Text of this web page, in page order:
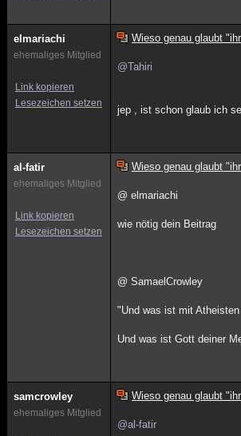
elmariachi
ehemaliges Mitglied
Link kopieren
Lesezeichen setzen
Wieso genau glaubt
@Tahiri
jep , ist schon glaub ich
al-fatir
ehemaliges Mitglied
Link kopieren
Lesezeichen setzen
Wieso genau glaubt
@ elmariachi
wie nötig dein Beitrag
@ SamaelCrowley
"Und was ist mit
Und was ist Gott deiner
samcrowley
ehemaliges Mitglied
Wieso genau glaubt
@al-fatir